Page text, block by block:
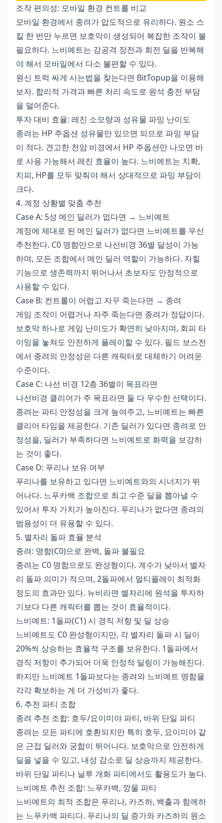
조작 편의성: 모바일 환경 컨트롤 비교
모바일 환경에서 종려가 압도적으로 유리하다. 원소 스
킬 한 번만 누르면 보호막이 생성되어 복잡한 조작이 불
필요하다. 느비예트는 강공격 장전과 회전 딜을 반복해
야 해서 모바일에서 다소 불편할 수 있다.
원신 트럭 싸게 사는법을 찾는다면 BitTopup을 이용해
보자. 합리적 가격과 빠른 처리 속도로 원석 충전 부담
을 덜어준다.
투자 대비 효율: 레진 소모량과 성유물 파밍 난이도
종려는 HP 주옵션 성유물만 있으면 되므로 파밍 부담
이 적다. 견고한 천암 비경에서 HP 주옵션만 나오면 바
로 사용 가능해서 레진 효율이 높다. 느비예트는 치확,
치피, HP를 모두 맞춰야 해서 상대적으로 파밍 부담이
크다.
4. 계정 상황별 맞춤 추천
Case A: 5성 메인 딜러가 없다면 → 느비예트
계정에 제대로 된 메인 딜러가 없다면 느비예트를 우선
추천한다. C0 명함만으로 나선비경 36별 달성이 가능
하며, 모든 조합에서 메인 딜러 역할이 가능하다. 자힐
기능으로 생존력까지 뛰어나서 초보자도 안정적으로
사용할 수 있다.
Case B: 컨트롤이 어렵고 자꾸 죽는다면 → 종려
게임 조작이 어렵거나 자주 죽는다면 종려가 정답이다.
보호막 하나로 게임 난이도가 확연히 낮아지며, 회피 타
이밍을 놓쳐도 안전하게 플레이할 수 있다. 필드 보스전
에서 종려의 안정성은 다른 캐릭터로 대체하기 어려운
수준이다.
Case C: 나선 비경 12층 36별이 목표라면
나선비경 클리어가 주 목표라면 둘 다 우수한 선택이다.
종려는 파티 안정성을 크게 높여주고, 느비예트는 빠른
클리어 타임을 제공한다. 기존 딜러가 있다면 종려로 안
정성을, 딜러가 부족하다면 느비예트로 화력을 보강하
는 것이 좋다.
Case D: 푸리나 보유 여부
푸리나를 보유하고 있다면 느비예트와의 시너지가 뛰
어나다. 느푸카백 조합으로 최고 수준 딜을 뽑아낼 수
있어서 투자 가치가 높아진다. 푸리나가 없다면 종려의
범용성이 더 유용할 수 있다.
5. 별자리 돌파 효율 분석
종려: 명함(C0)으로 완벽, 돌파 불필요
종려는 C0 명함으로도 완성형이다. 계수가 낮아서 별자
리 돌파 의미가 적으며, 2돌파에서 멀티플레이 최적화
정도의 효과만 있다. 뉴비라면 별자리에 원석을 투자하
기보다 다른 캐릭터를 뽑는 것이 효율적이다.
느비예트: 1돌파(C1) 시 경직 저항 및 딜 상승
느비예트도 C0 완성형이지만, 각 별자리 돌파 시 딜이
20%씩 상승하는 효율적 구조를 보유한다. 1돌파에서
경직 저항이 추가되어 더욱 안정적 딜링이 가능해진다.
하지만 느비예트 1돌파보다는 종려와 느비예트 명함을
각각 확보하는 게 더 가성비가 좋다.
6. 추천 파티 조합
종려 추천 조합: 호두/요이미야 파티, 바위 단일 파티
종려는 모든 파티에 호환되지만 특히 호두, 요이미야 같
은 근접 딜러와 궁합이 뛰어나다. 보호막으로 안전하게
딜을 넣을 수 있고, 내성 감소로 딜 상승까지 제공한다.
바위 단일 파티나 닐루 개화 파티에서도 활용도가 높다.
느비예트 추천 조합: 느푸카백, 깡물 파티
느비예트의 최적 조합은 푸리나, 카즈하, 백출과 함께하
는 느푸카백 파티다. 푸리나의 딜 증가와 카즈하의 원소